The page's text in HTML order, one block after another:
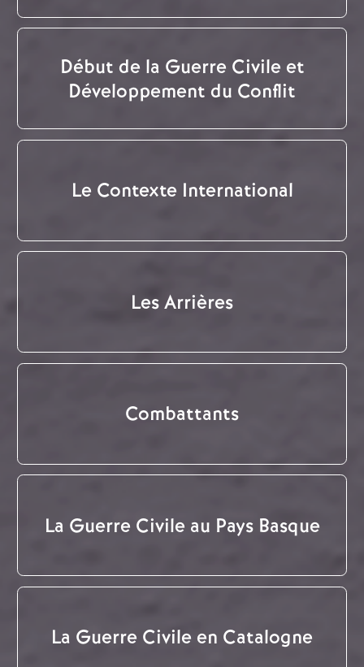
Début de la Guerre Civile et
Développement du Conflit
Le Contexte International
Les Arrières
Combattants
La Guerre Civile au Pays Basque
La Guerre Civile en Catalogne